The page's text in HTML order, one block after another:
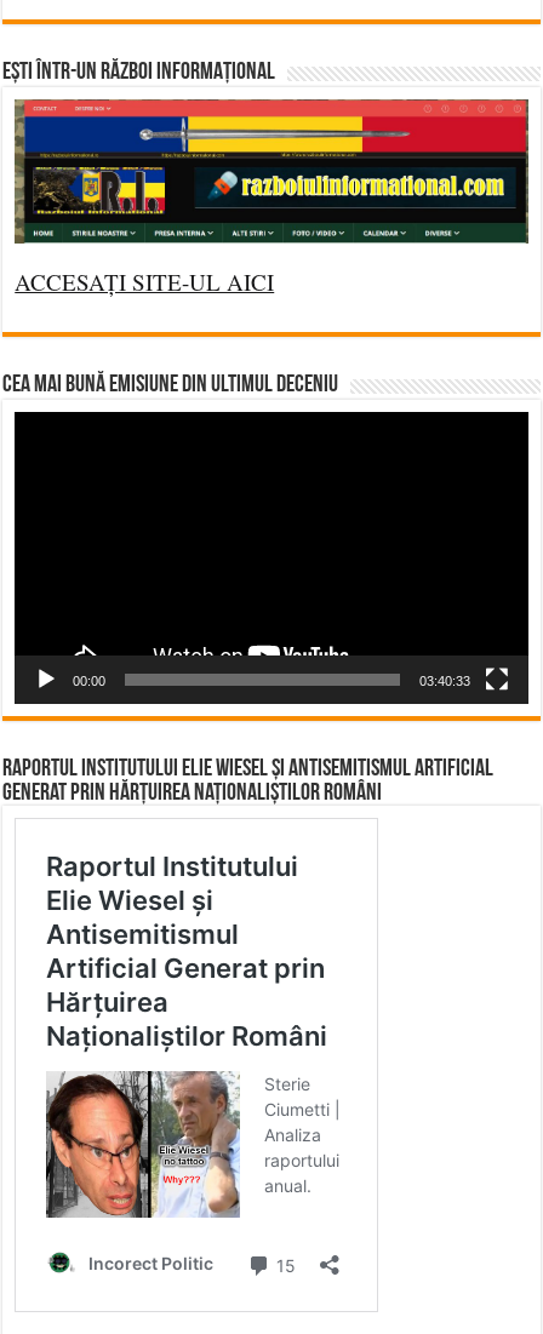
Ești într-un RĂZBOI INFORMAȚIONAL
ACCESAȚI SITE-UL AICI
CEA MAI BUNĂ EMISIUNE DIN ULTIMUL DECENIU
00:00 03:40:33
Raportul Institutului Elie Wiesel și Antisemitismul Artificial
Generat prin Hărțuirea Naționaliștilor Români